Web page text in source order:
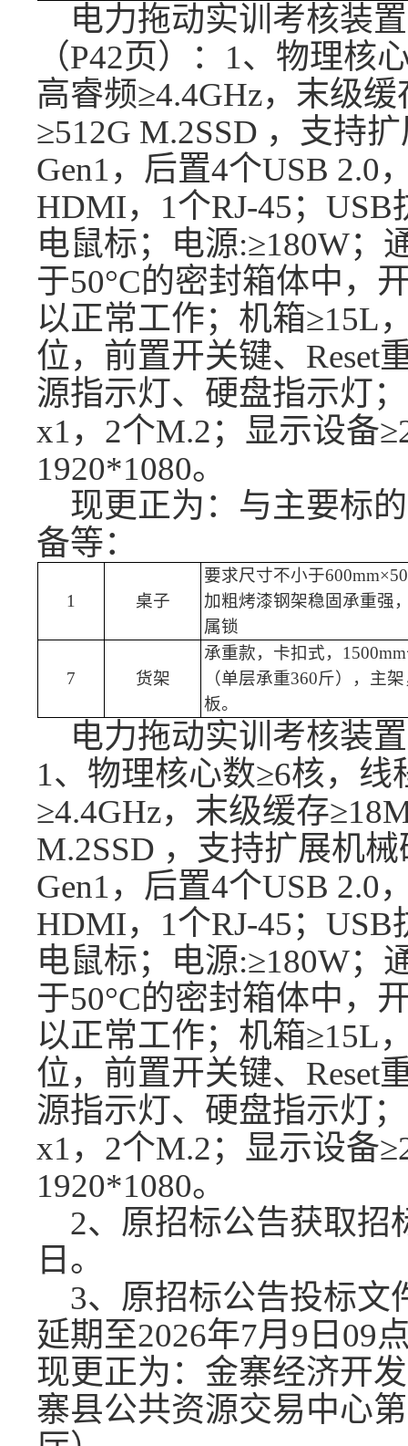
电力拖动实训考核装
（P42页 ）： 1、物理核
高睿频≥4.4GHz，末级
≥512G M.2SSD ，支持
Gen1，后置4个USB 2.0
HDMI，1个RJ-45；
电鼠标；电源:≥180W；
于50°C的密封箱体中，
以正常工作；机箱≥15L
位，前置开关键、Reset
源指示灯、硬盘指示灯
x1，2个M.2；显示设备
1920*1080。
现更正为：与主要标
备等：
1 桌子
要求尺寸不小于600mm×5
加粗烤漆钢架稳固承重强
属锁
7 货架
承重款，卡扣式， 1500
（单层承重360斤），主
板。
电力拖动实训考核装
1、物理核心数≥6核，
≥4.4GHz，末级缓存
M.2SSD ，支持扩展机
Gen1，后置4个USB 2.0
HDMI，1个RJ-45；
电鼠标；电源:≥180W；
于50°C的密封箱体中，
以正常工作；机箱≥15L
位，前置开关键、Reset
源指示灯、硬盘指示灯
x1，2个M.2；显示设备
1920*1080。
2、原招标公告获取招
日。
3、原招标公告投标文
延期至2026年7月 9 日 09
现更正为：金寨经济开
寨县公共资源交易中心